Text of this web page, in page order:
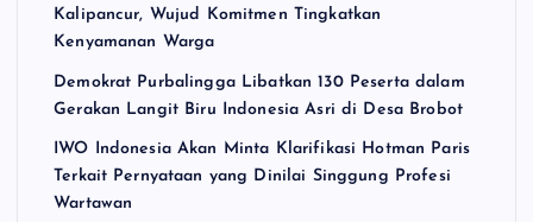
Kalipancur, Wujud Komitmen Tingkatkan
Kenyamanan Warga
Demokrat Purbalingga Libatkan 130 Peserta dalam
Gerakan Langit Biru Indonesia Asri di Desa Brobot
IWO Indonesia Akan Minta Klarifikasi Hotman Paris
Terkait Pernyataan yang Dinilai Singgung Profesi
Wartawan